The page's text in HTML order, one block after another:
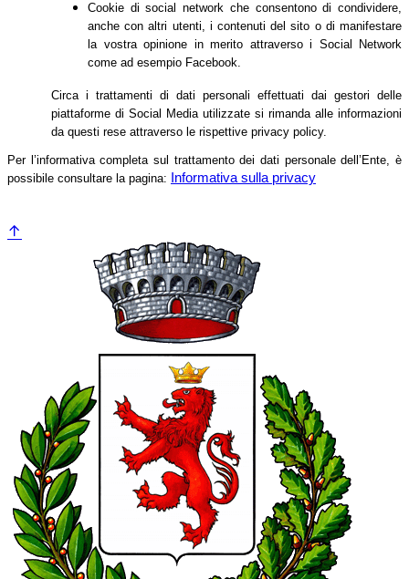
Cookie di social network che consentono di condividere,
anche con altri utenti, i contenuti del sito o di manifestare
la vostra opinione in merito attraverso i Social Network
come ad esempio Facebook.
Circa i trattamenti di dati personali effettuati dai gestori delle
piattaforme di Social Media utilizzate si rimanda alle informazioni
da questi rese attraverso le rispettive privacy policy.
Per l’informativa completa sul trattamento dei dati personale dell’Ente, è
possibile consultare la pagina:
Informativa sulla privacy